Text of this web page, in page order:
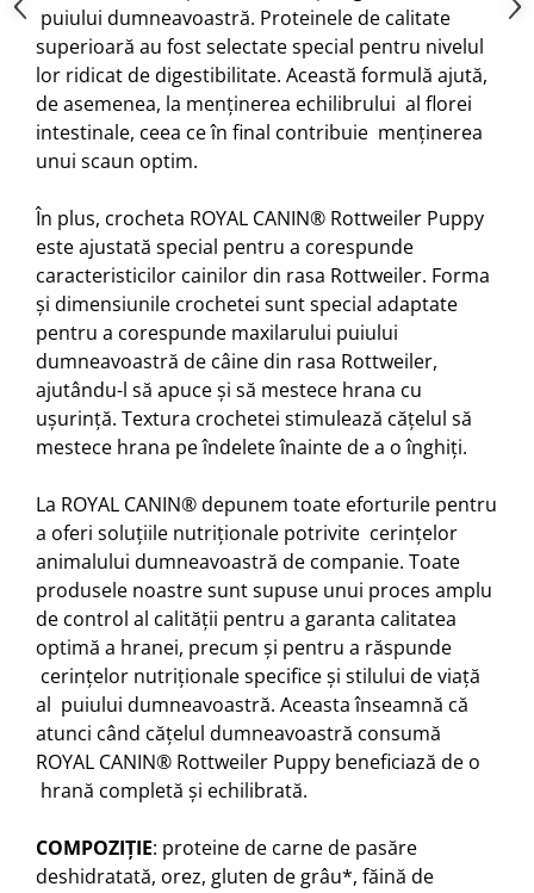
puiului dumneavoastră. Proteinele de calitate
superioară au fost selectate special pentru nivelul
lor ridicat de digestibilitate. Această formulă ajută,
de asemenea, la menținerea echilibrului al florei
intestinale, ceea ce în final contribuie menținerea
unui scaun optim.
În plus, crocheta ROYAL CANIN® Rottweiler Puppy
este ajustată special pentru a corespunde
caracteristicilor cainilor din rasa Rottweiler. Forma
și dimensiunile crochetei sunt special adaptate
pentru a corespunde maxilarului puiului
dumneavoastră de câine din rasa Rottweiler,
ajutându-l să apuce și să mestece hrana cu
ușurință. Textura crochetei stimulează cățelul să
mestece hrana pe îndelete înainte de a o înghiți.
La ROYAL CANIN® depunem toate eforturile pentru
a oferi soluțiile nutriționale potrivite cerințelor
animalului dumneavoastră de companie. Toate
produsele noastre sunt supuse unui proces amplu
de control al calității pentru a garanta calitatea
optimă a hranei, precum și pentru a răspunde
cerințelor nutriționale specifice și stilului de viață
al puiului dumneavoastră. Aceasta înseamnă că
atunci când cățelul dumneavoastră consumă
ROYAL CANIN® Rottweiler Puppy beneficiază de o
hrană completă și echilibrată.
COMPOZIŢIE: proteine de carne de pasăre
deshidratată, orez, gluten de grâu*, făină de